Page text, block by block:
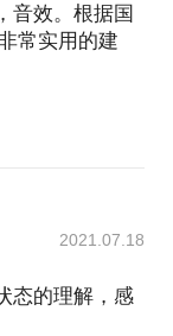
音效。根据国
常实用的建
2021.07.18
态的理解，感